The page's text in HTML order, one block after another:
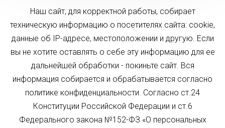
Наш сайт, для корректной работы, собирает
техническую информацию о посетителях сайта: cookie,
данные об IP-адресе, местоположении и другую. Если
вы не хотите оставлять о себе эту информацию для ее
дальнейшей обработки - покиньте сайт. Вся
информация собирается и обрабатывается согласно
политике конфиденциальности. Согласно ст.24
Конституции Российской Федерации и ст.6
Федерального закона №152-ФЗ «О персональных